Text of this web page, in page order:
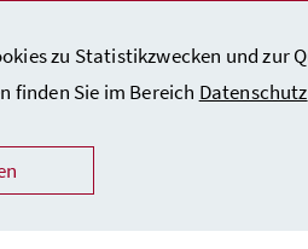
zu Statistikzwecken und zur
finden Sie im Bereich Datenschutz